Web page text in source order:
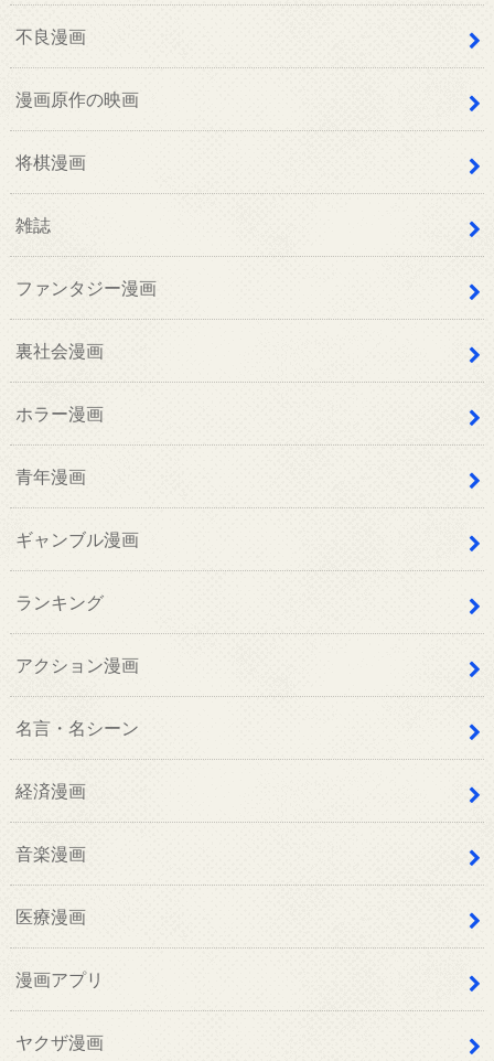
不良漫画
漫画原作の映画
将棋漫画
雑誌
ファンタジー漫画
裏社会漫画
ホラー漫画
青年漫画
ギャンブル漫画
ランキング
アクション漫画
名言・名シーン
経済漫画
音楽漫画
医療漫画
漫画アプリ
ヤクザ漫画